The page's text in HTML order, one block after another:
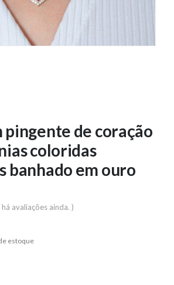
pingente de coração
coloridas
banhado em ouro
há avaliações ainda. )
estoque